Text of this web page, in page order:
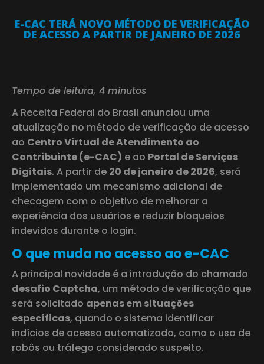
E-CAC TERÁ NOVO MÉTODO DE VERIFICAÇÃO
DE ACESSO A PARTIR DE JANEIRO DE 2026
Tempo de leitura, 4 minutos
A Receita Federal do Brasil anunciou uma
atualização no método de verificação de acesso
ao Centro Virtual de Atendimento ao
Contribuinte (e-CAC) e ao Portal de Serviços
Digitais. A partir de 20 de janeiro de 2026, será
implementado um mecanismo adicional de
checagem com o objetivo de melhorar a
experiência dos usuários e reduzir bloqueios
indevidos durante o login.
O que muda no acesso ao e-CAC
A principal novidade é a introdução do chamado
desafio Captcha, um método de verificação que
será solicitado apenas em situações
específicas, quando o sistema identificar
indícios de acesso automatizado, como o uso de
robôs ou tráfego considerado suspeito.